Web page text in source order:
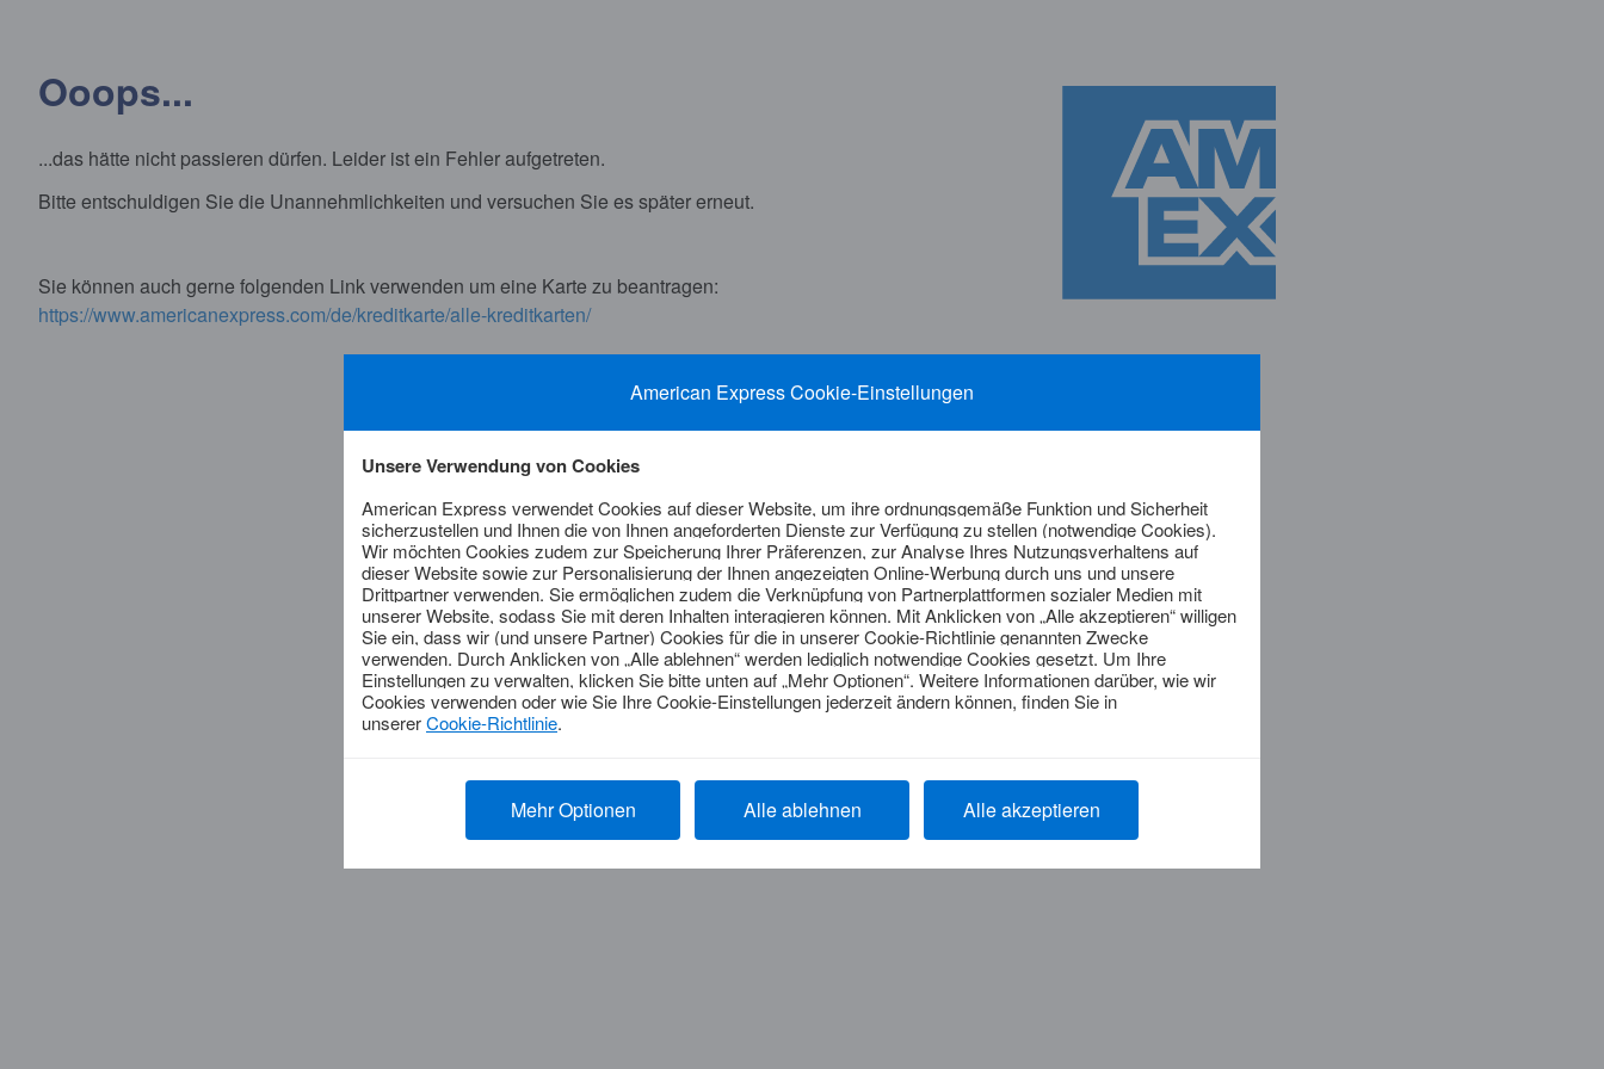
Ooops...
...das hätte nicht passieren dürfen. Leider ist ein Fehler aufgetreten.
Bitte entschuldigen Sie die Unannehmlichkeiten und versuchen Sie es später erneut.
Sie können auch gerne folgenden Link verwenden um eine Karte zu beantragen:
https://www.americanexpress.com/de/kreditkarte/alle-kreditkarten/